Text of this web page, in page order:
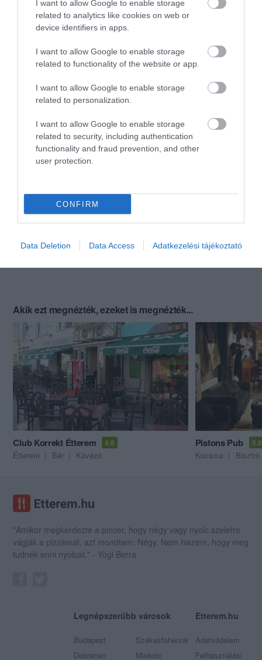
I want to allow Google to enable storage
related to analytics like cookies on web or
device identifiers in apps.
I want to allow Google to enable storage
related to functionality of the website or app.
I want to allow Google to enable storage
related to personalization.
I want to allow Google to enable storage
related to security, including authentication
functionality and fraud prevention, and other
user protection.
CONFIRM
Data Deletion Data Access Adatkezelési tájékoztató
Akik ezt megnézték, ezeket is megnézték...
Club Korrekt Étterem 4.6
Étterem Bár Kávézó
Pistons Pub 5.0
Kocsma Bisztró
"Amikor megkérdezte a pincér, hogy négy vagy nyolc szeletre
vágják a pizzámat, azt mondtam; Négy. Nem hiszem, hogy meg
tudnék enni nyolcat." - Yogi Berra
Legnépszerűbb városok
Budapest
Debrecen
Székesfehérvár
Miskolc
Etterem.hu
Adatvédelem
Felhasználási